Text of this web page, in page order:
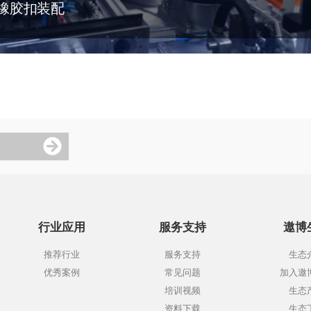
胶扣装配
行业应用
推荐行业
优秀案例
服务支持
服务支持
常见问题
培训视频
资料下载
遨博
生态
加入遨
生态
生态